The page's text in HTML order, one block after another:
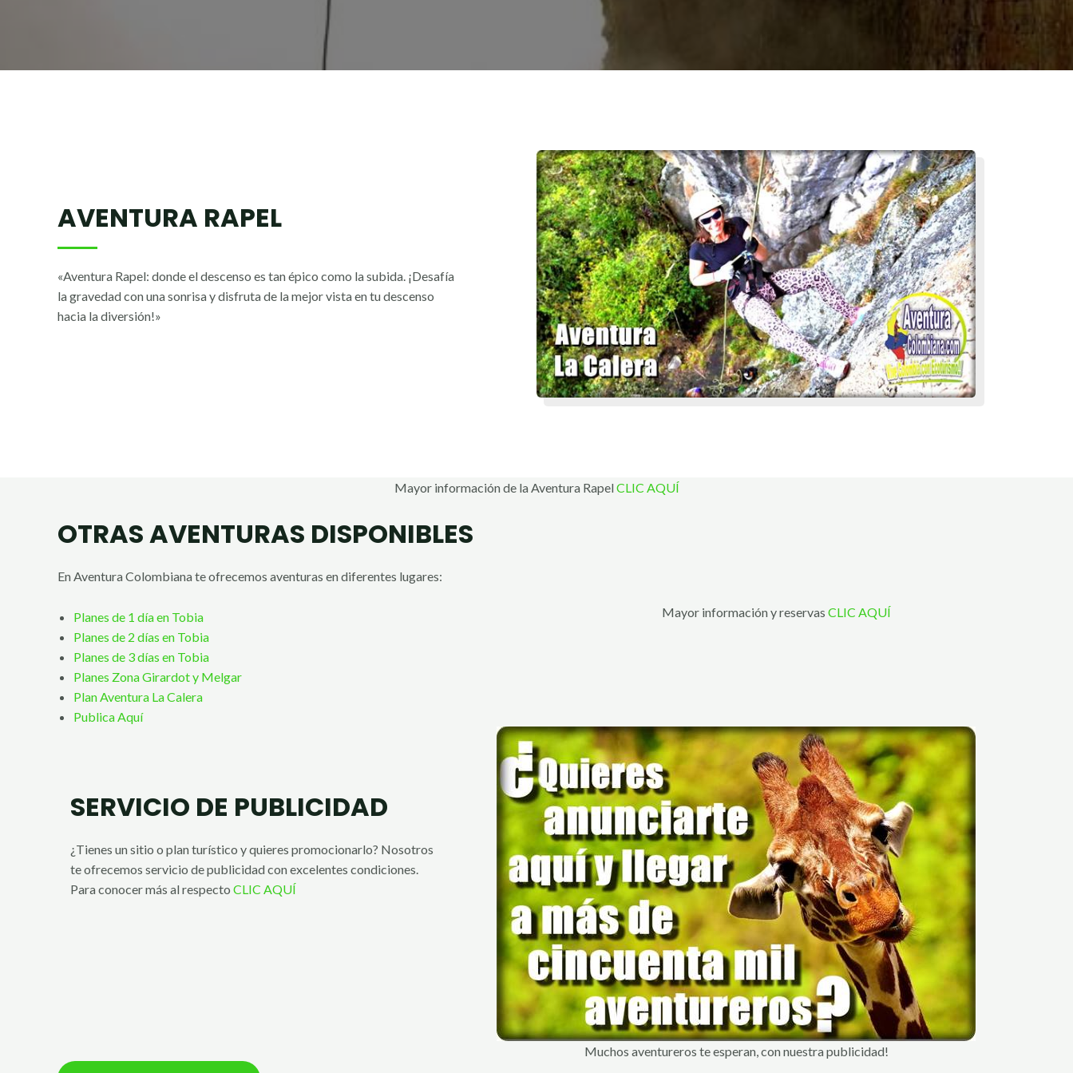
AVENTURA RAPEL
«Aventura Rapel: donde el descenso es tan épico como la subida. ¡Desafía
la gravedad con una sonrisa y disfruta de la mejor vista en tu descenso
hacia la diversión!»
Mayor información de la Aventura RapelCLIC AQUÍ
OTRAS AVENTURAS DISPONIBLES
En Aventura Colombiana te ofrecemos aventuras en diferentes lugares:
Planes de 1 día en Tobia
Planes de 2 días en Tobia
Planes de 3 días en Tobia
Planes Zona Girardot y Melgar
Plan Aventura La Calera
Publica Aquí
Mayor información y reservas CLIC AQUÍ
SERVICIO DE PUBLICIDAD
¿Tienes un sitio o plan turístico y quieres promocionarlo? Nosotros
te ofrecemos servicio de publicidad con excelentes condiciones.
Para conocer más al respecto CLIC AQUÍ
Muchos aventureros te esperan, con nuestra publicidad!